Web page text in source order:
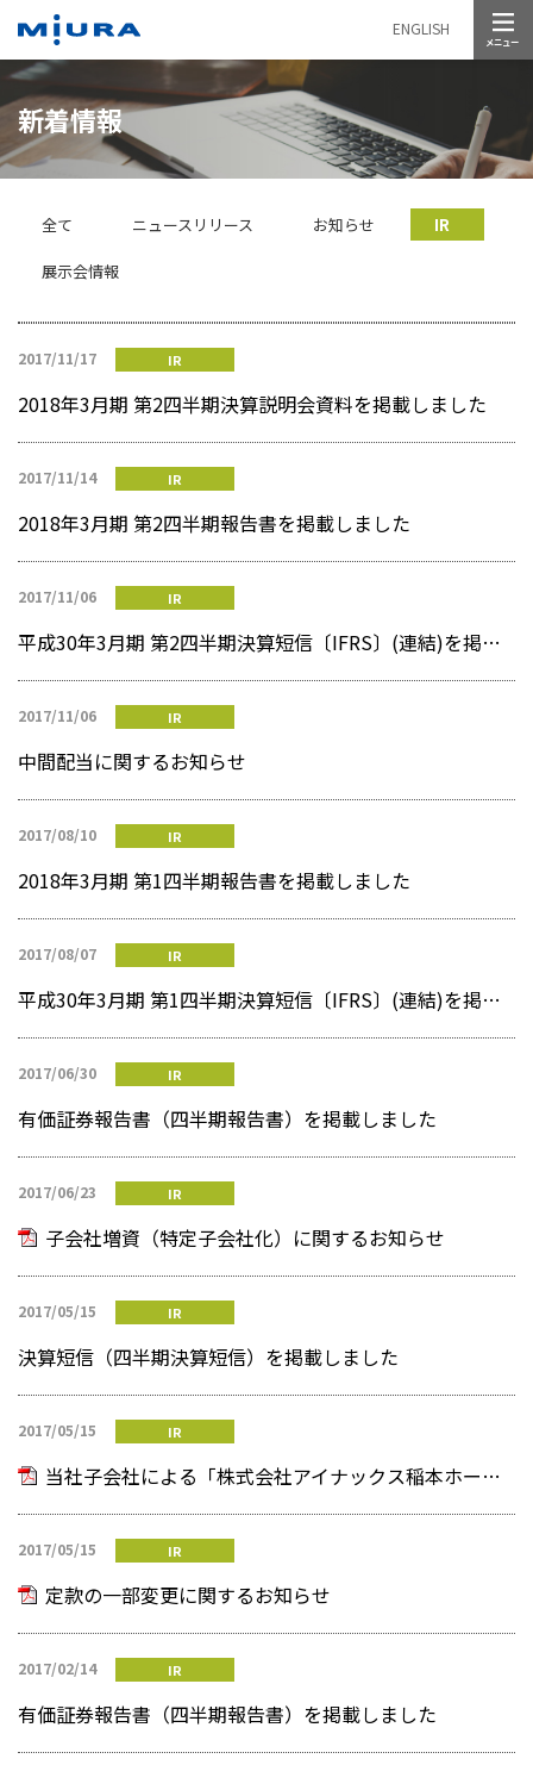
ENGLISH
新着情報
全て ニュースリリース お知らせ IR
展示会情報
2017/11/17 IR
2018年3月期 第2四半期決算説明会資料を掲載しました
2017/11/14 IR
2018年3月期 第2四半期報告書を掲載しました
2017/11/06 IR
平成30年3月期 第2四半期決算短信〔IFRS〕(連結)を掲載しました
2017/11/06 IR
中間配当に関するお知らせ
2017/08/10 IR
2018年3月期 第1四半期報告書を掲載しました
2017/08/07 IR
平成30年3月期 第1四半期決算短信〔IFRS〕(連結)を掲載しました
2017/06/30 IR
有価証券報告書（四半期報告書）を掲載しました
2017/06/23 IR
子会社増資（特定子会社化）に関するお知らせ
2017/05/15 IR
決算短信（四半期決算短信）を掲載しました
2017/05/15 IR
当社子会社による「株式会社アイナックス稲本ホールディングス」の株式の取得（子会社化）に関するお知らせ
2017/05/15 IR
定款の一部変更に関するお知らせ
2017/02/14 IR
有価証券報告書（四半期報告書）を掲載しました